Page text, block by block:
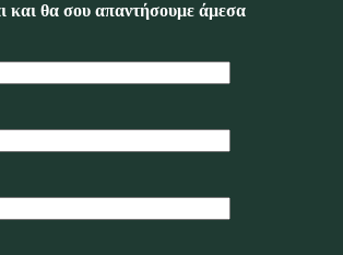
και θα σου απαντήσουμε άμεσα